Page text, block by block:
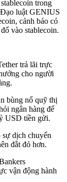
trong
luật GENIUS
cảnh báo có
vào stablecoin.
trả lãi trực
cho người
bùng nổ quỹ thị
ngân hàng để
USD tiền gửi.
dịch chuyển
đắt đỏ hơn.
vận động hành